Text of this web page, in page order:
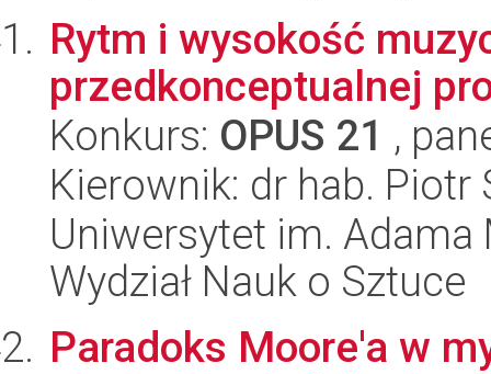
Rytm i wysokość
przedkonceptualnej
Konkurs: OPUS 21 ,
Kierownik: dr hab. Piotr
Uniwersytet im.
Wydział Nauk o Sztuce
Paradoks Moore'a w